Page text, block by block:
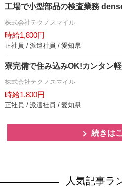
工場で小型部品の検査業務
株式会社テクノスマイル
時給1,800円
正社員 / 派遣社員 / 愛知県
寮完備で住み込みOK!カンタン
株式会社テクノスマイル
時給1,800円
正社員 / 派遣社員 / 愛知県
続きは
人気記事ラ